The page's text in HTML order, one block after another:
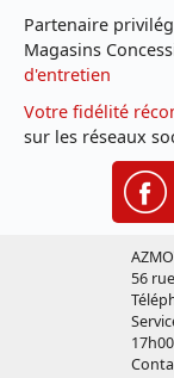
Partenaire
Magasins
d'entretien
Votre fidélité
sur les réseaux
56